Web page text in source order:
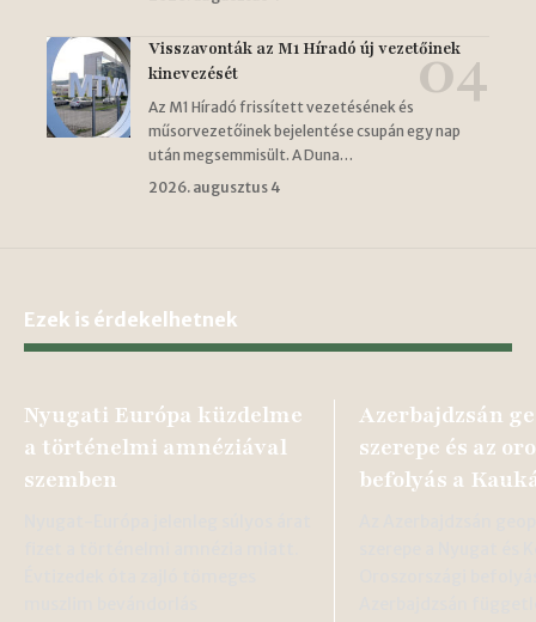
Visszavonták az M1 Híradó új vezetőinek
kinevezését
Az M1 Híradó frissített vezetésének és
műsorvezetőinek bejelentése csupán egy nap
után megsemmisült. A Duna…
2026. augusztus 4
Ezek is érdekelhetnek
Nyugati Európa küzdelme
a történelmi amnéziával
szemben
Azerbajdzsán
szerepe és az
befolyás a